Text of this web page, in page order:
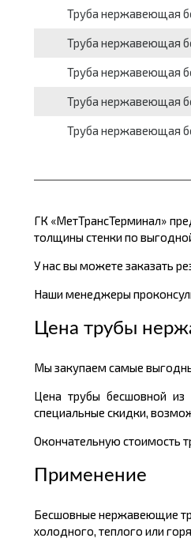
Труба нержавеющая
Труба нержавеющая
Труба нержавеющая
Труба нержавеющая
Труба нержавеющая
ГК «МетТрансТерминал»
толщины стенки по
У нас вы можете заказать
Наши менеджеры
Цена трубы
Мы закупаем самые
Цена трубы бесшовной
специальные скидки,
Окончательную стоимость
Применение
Бесшовные нержавеющие
холодного, теплого или